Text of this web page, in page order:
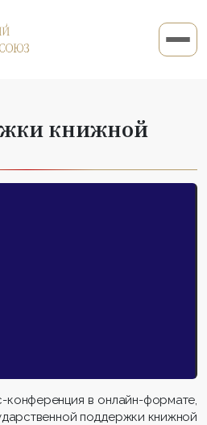
книжной
в онлайн-формате,
поддержки книжной